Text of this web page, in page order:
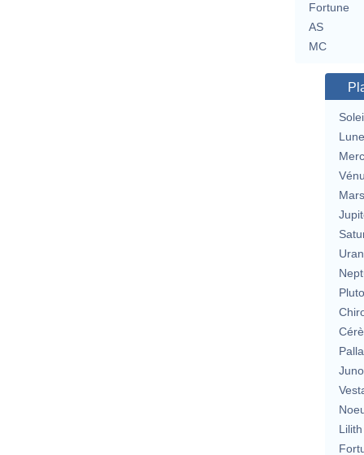
Fortune
AS
MC
Lune
Mars
Lilith